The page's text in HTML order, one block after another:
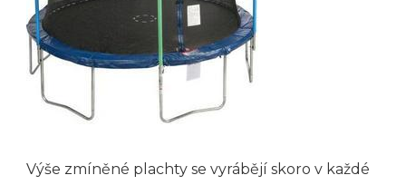
Výše zmíněné plachty se vyrábějí skoro v každé